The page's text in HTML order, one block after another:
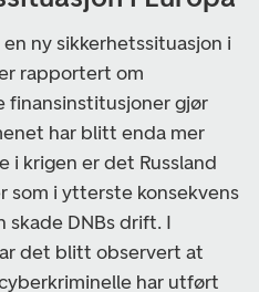
ny sikkerhetssituasjon i
rapportert om
finansinstitusjoner gjør
har blitt enda mer
i krigen er det Russland
i ytterste konsekvens
skade DNBs drift. I
det blitt observert at
har utført